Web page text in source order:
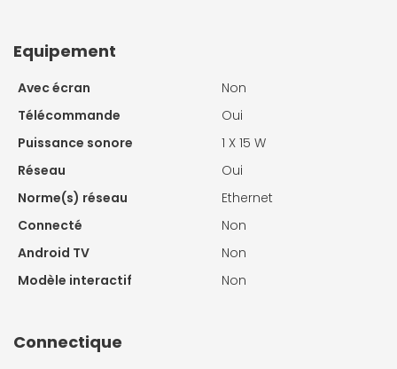
Equipement
Avec écran
Non
Télécommande
Oui
Puissance sonore
1 X 15 W
Réseau
Oui
Norme(s) réseau
Ethernet
Connecté
Non
Android TV
Non
Modèle interactif
Non
Connectique